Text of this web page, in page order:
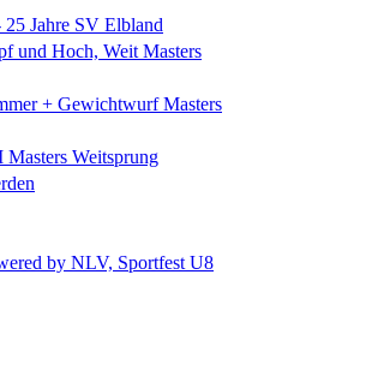
25 Jahre SV Elbland
und Hoch, Weit Masters
+ Gewichtwurf Masters
Weitsprung
by NLV, Sportfest U8